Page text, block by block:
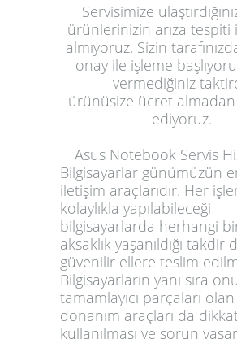
Servisimize
ürünlerinizin arıza tespiti
almıyoruz. Sizin
onay ile işleme başl
vermediğiniz
ürünüsize ücret almadan
ediyoruz.
Asus Notebook Servis
Bilgisayarlar günümüzün
iletişim araçlarıdır. Her
kolaylıkla yapılabileceği
bilgisayarlarda herhangi
aksaklık yaşanıldığı takdir
güvenilir ellere teslim
Bilgisayarların yanı sıra
tamamlayıcı parçaları olan
donanım araçları da
kullanılması ve sorun